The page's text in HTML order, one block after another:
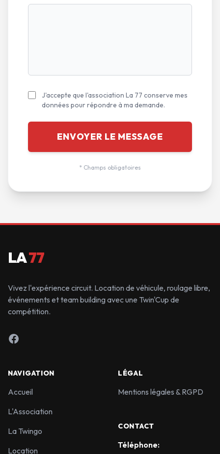
J'accepte que l'association La 77 conserve mes
données pour répondre à ma demande.
ENVOYER LE MESSAGE
* Champs obligatoires
LA77
Vivez l'expérience circuit. Location de véhicule, roulage libre,
événements et team building avec une Twin'Cup de
compétition.
Facebook
NAVIGATION
Accueil
L'Association
La Twingo
Location
LÉGAL
Mentions légales & RGPD
CONTACT
Téléphone: